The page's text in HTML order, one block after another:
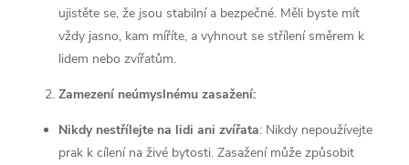
ujistěte se, že jsou stabilní a bezpečné. Měli byste mít
vždy jasno, kam míříte, a vyhnout se střílení směrem k
lidem nebo zvířatům.
Zamezení neúmyslnému zasažení:
Nikdy nestřílejte na lidi ani zvířata: Nikdy nepoužívejte
prak k cílení na živé bytosti. Zasažení může způsobit